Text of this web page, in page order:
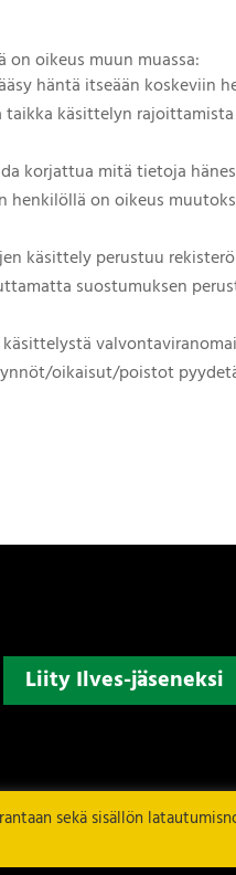
oikeus muun muassa:
häntä itseään koskeviin
käsittelyn
korjattua mitä tietoja
henkilöllä on oikeus
käsittely perustuu
suostumuksen
oikaisut/poistot
Liity Ilves-jäseneksi
sekä sisällön